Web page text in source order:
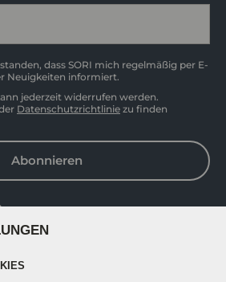
dass SORI mich regelmäßig per E-
Neuigkeiten informiert.
jederzeit widerrufen werden.
Datenschutzrichtlinie zu finden
Abonnieren